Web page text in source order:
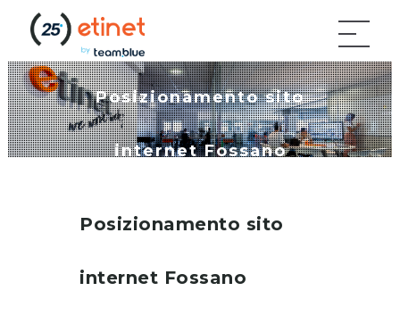
Posizionamento sito
internet Fossano
Posizionamento sito
internet Fossano